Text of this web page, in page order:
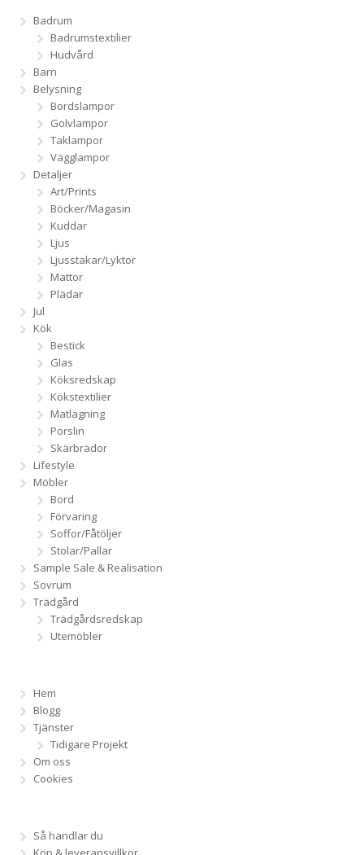
Badrum
Badrumstextilier
Hudvård
Barn
Belysning
Bordslampor
Golvlampor
Taklampor
Vägglampor
Detaljer
Art/Prints
Böcker/Magasin
Kuddar
Ljus
Ljusstakar/Lyktor
Mattor
Plädar
Jul
Kök
Bestick
Glas
Köksredskap
Kökstextilier
Matlagning
Porslin
Skärbrädor
Lifestyle
Möbler
Bord
Förvaring
Soffor/Fåtöljer
Stolar/Pallar
Sample Sale & Realisation
Sovrum
Trädgård
Trädgårdsredskap
Utemöbler
Hem
Blogg
Tjänster
Tidigare Projekt
Om oss
Cookies
Så handlar du